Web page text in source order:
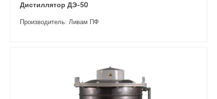
Дистиллятор ДЭ-50
Производитель: Ливам ПФ